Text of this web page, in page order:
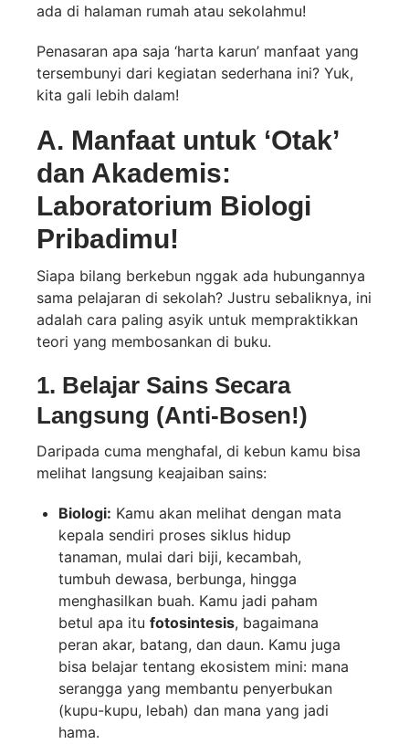
ada di halaman rumah atau sekolahmu!
Penasaran apa saja ‘harta karun’ manfaat yang
tersembunyi dari kegiatan sederhana ini? Yuk,
kita gali lebih dalam!
A. Manfaat untuk ‘Otak’
dan Akademis:
Laboratorium Biologi
Pribadimu!
Siapa bilang berkebun nggak ada hubungannya
sama pelajaran di sekolah? Justru sebaliknya, ini
adalah cara paling asyik untuk mempraktikkan
teori yang membosankan di buku.
1. Belajar Sains Secara
Langsung (Anti-Bosen!)
Daripada cuma menghafal, di kebun kamu bisa
melihat langsung keajaiban sains:
Biologi: Kamu akan melihat dengan mata
kepala sendiri proses siklus hidup
tanaman, mulai dari biji, kecambah,
tumbuh dewasa, berbunga, hingga
menghasilkan buah. Kamu jadi paham
betul apa itu fotosintesis, bagaimana
peran akar, batang, dan daun. Kamu juga
bisa belajar tentang ekosistem mini: mana
serangga yang membantu penyerbukan
(kupu-kupu, lebah) dan mana yang jadi
hama.